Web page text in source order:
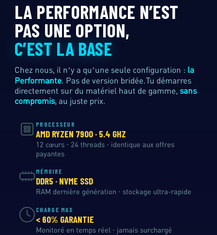
LA PERFORMANCE N’EST
PAS UNE OPTION,
C’EST LA BASE
Chez nous, il n’y a qu’une seule configuration : la
Performante. Pas de version bridée.Tu démarres
directement sur du matériel haut de gamme, sans
compromis, au juste prix.
PROCESSEUR
AMD RYZEN 7900 · 5.4 GHZ
12 cœurs · 24 threads · identique aux offres
payantes
MÉMOIRE
DDR5 · NVME SSD
RAM dernière génération · stockage ultra-rapide
CHARGE MAX
< 60% GARANTIE
Monitoré en temps réel · jamais surchargé